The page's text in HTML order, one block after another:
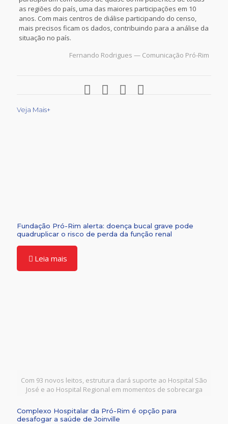
as regiões do país, uma das maiores participações em 10
anos. Com mais centros de diálise participando do censo,
mais precisos ficam os dados, contribuindo para a análise da
situação no país.
Fernando Rodrigues — Comunicação Pró-Rim
Veja Mais+
Fundação Pró-Rim alerta: doença bucal grave pode
quadruplicar o risco de perda da função renal
Leia mais
Com 93 novos leitos, estrutura dará suporte ao Hospital São
José e ao Hospital Regional em momentos de sobrecarga
Complexo Hospitalar da Pró-Rim é opção para
desafogar a saúde de Joinville